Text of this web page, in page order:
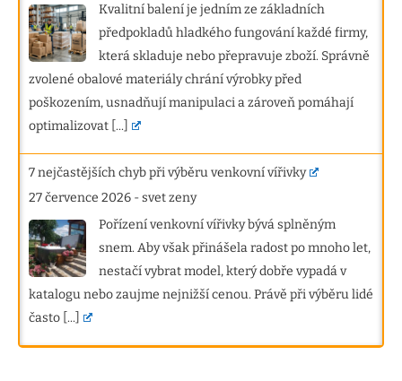
Kvalitní balení je jedním ze základních
předpokladů hladkého fungování každé firmy,
která skladuje nebo přepravuje zboží. Správně
zvolené obalové materiály chrání výrobky před
poškozením, usnadňují manipulaci a zároveň pomáhají
optimalizovat [...]
7 nejčastějších chyb při výběru venkovní vířivky
27 července 2026 -svet zeny
Pořízení venkovní vířivky bývá splněným
snem. Aby však přinášela radost po mnoho let,
nestačí vybrat model, který dobře vypadá v
katalogu nebo zaujme nejnižší cenou. Právě při výběru lidé
často [...]